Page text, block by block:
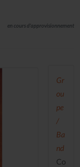
en cours d'approvisionnement
Gr
ou
pe
/
Ba
nd
Co